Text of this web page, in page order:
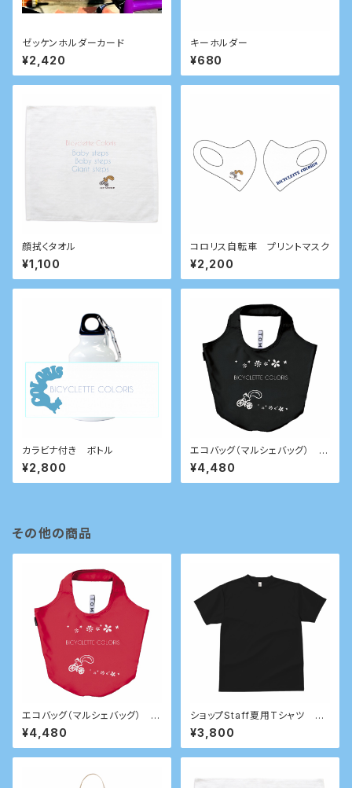
ゼッケンホルダーカード
¥2,420
キーホルダー
¥680
顔拭くタオル
¥1,100
コロリス自転車 プリントマスク
¥2,200
カラビナ付き ボトル
¥2,800
エコバッグ（マルシェバッグ） ブ
ラック
¥4,480
その他の商品
エコバッグ（マルシェバッグ） レ
ッド
¥4,480
ショップStaff夏用Tシャツ 20
21
¥3,800